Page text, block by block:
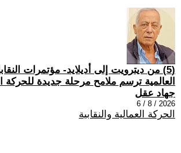
(5) من ديترويت إلى أديلايد- مؤتمرات
العالمية ترسم ملامح مرحلة جديدة للحركة
جهاد عقل
2026 / 8 / 6
الحركة العمالية والنقابية